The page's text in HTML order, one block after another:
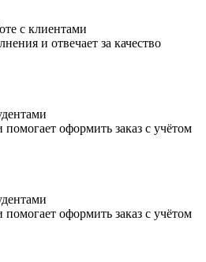
с клиентами
и отвечает за качество
помогает оформить заказ с учётом
помогает оформить заказ с учётом